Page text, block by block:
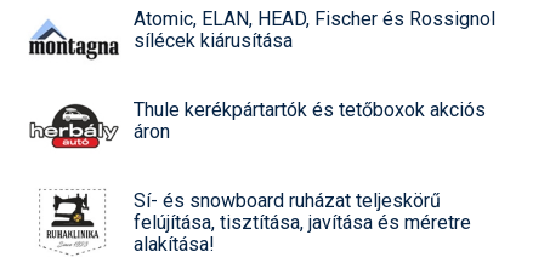
Atomic, ELAN, HEAD, Fischer és Rossignol
sílécek kiárusítása
Thule kerékpártartók és tetőboxok akciós
áron
Sí- és snowboard ruházat teljeskörű
felújítása, tisztítása, javítása és méretre
alakítása!